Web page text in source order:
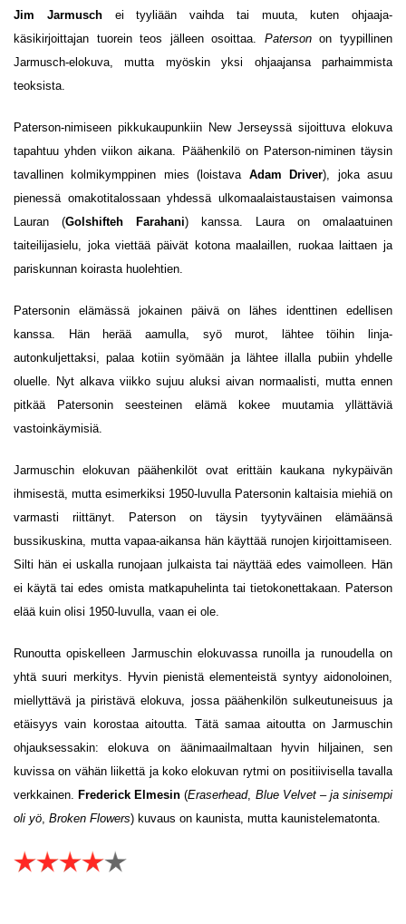
Jim Jarmuschei tyyliään vaihda tai muuta, kuten ohjaaja-
käsikirjoittajan tuorein teos jälleen osoittaa. Patersonon tyypillinen
Jarmusch-elokuva, mutta myöskin yksi ohjaajansa parhaimmista
teoksista.
Paterson-nimiseen pikkukaupunkiin New Jerseyssä sijoittuva elokuva
tapahtuu yhden viikon aikana. Päähenkilö on Paterson-niminen täysin
tavallinen kolmikymppinen mies (loistava Adam Driver), joka asuu
pienessä omakotitalossaan yhdessä ulkomaalaistaustaisen vaimonsa
Lauran (Golshifteh Farahani) kanssa. Laura on omalaatuinen
taiteilijasielu, joka viettää päivät kotona maalaillen, ruokaa laittaen ja
pariskunnan koirasta huolehtien.
Patersonin elämässä jokainen päivä on lähes identtinen edellisen
kanssa. Hän herää aamulla, syö murot, lähtee töihin linja-
autonkuljettaksi, palaa kotiin syömään ja lähtee illalla pubiin yhdelle
oluelle. Nyt alkava viikko sujuu aluksi aivan normaalisti, mutta ennen
pitkää Patersonin seesteinen elämä kokee muutamia yllättäviä
vastoinkäymisiä.
Jarmuschin elokuvan päähenkilöt ovat erittäin kaukana nykypäivän
ihmisestä, mutta esimerkiksi 1950-luvulla Patersonin kaltaisia miehiä on
varmasti riittänyt. Paterson on täysin tyytyväinen elämäänsä
bussikuskina, mutta vapaa-aikansa hän käyttää runojen kirjoittamiseen.
Silti hän ei uskalla runojaan julkaista tai näyttää edes vaimolleen. Hän
ei käytä tai edes omista matkapuhelinta tai tietokonettakaan. Paterson
elää kuin olisi 1950-luvulla, vaan ei ole.
Runoutta opiskelleen Jarmuschin elokuvassa runoilla ja runoudella on
yhtä suuri merkitys. Hyvin pienistä elementeistä syntyy aidonoloinen,
miellyttävä ja piristävä elokuva, jossa päähenkilön sulkeutuneisuus ja
etäisyys vain korostaa aitoutta. Tätä samaa aitoutta on Jarmuschin
ohjauksessakin: elokuva on äänimaailmaltaan hyvin hiljainen, sen
kuvissa on vähän liikettä ja koko elokuvan rytmi on positiivisella tavalla
verkkainen. Frederick Elmesin (Eraserhead, Blue Velvet – ja sinisempi
oli yö, Broken Flowers) kuvaus on kaunista, mutta kaunistelematonta.